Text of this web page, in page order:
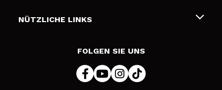
Zahlung
Bedingungen und Datenschutz
NÜTZLICHE LINKS
FOLGEN SIE UNS